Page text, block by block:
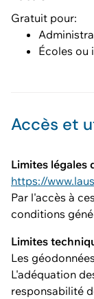
Gratuit pour:
Écoles ou
Accès et
Limites légales
Par l'accès à
conditions
Limites
Les
L'adéquation
responsabilité